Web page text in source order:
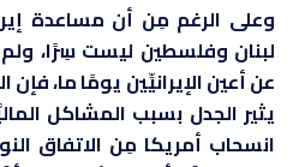
وعلى الرغم مِن أن مساعدة
لبنان وفلسطين ليست سِرًا،
عن أعين الإيرانيِّين يومًا ما،
يثير الجدل بسبب المشاكل
انسحاب أمريكا مِن الاتفاق